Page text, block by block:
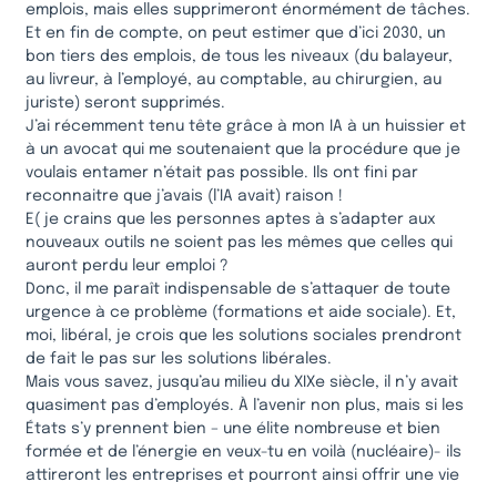
emplois, mais elles supprimeront énormément de tâches.
Et en fin de compte, on peut estimer que d’ici 2030, un
bon tiers des emplois, de tous les niveaux (du balayeur,
au livreur, à l’employé, au comptable, au chirurgien, au
juriste) seront supprimés.
J’ai récemment tenu tête grâce à mon IA à un huissier et
à un avocat qui me soutenaient que la procédure que je
voulais entamer n’était pas possible. Ils ont fini par
reconnaitre que j’avais (l’IA avait) raison !
E( je crains que les personnes aptes à s’adapter aux
nouveaux outils ne soient pas les mêmes que celles qui
auront perdu leur emploi ?
Donc, il me paraît indispensable de s’attaquer de toute
urgence à ce problème (formations et aide sociale). Et,
moi, libéral, je crois que les solutions sociales prendront
de fait le pas sur les solutions libérales.
Mais vous savez, jusqu’au milieu du XIXe siècle, il n’y avait
quasiment pas d’employés. À l’avenir non plus, mais si les
États s’y prennent bien – une élite nombreuse et bien
formée et de l’énergie en veux-tu en voilà (nucléaire)- ils
attireront les entreprises et pourront ainsi offrir une vie